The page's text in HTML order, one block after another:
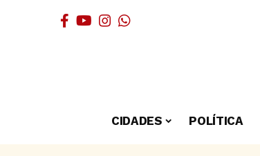
CIDADES POLÍTICA